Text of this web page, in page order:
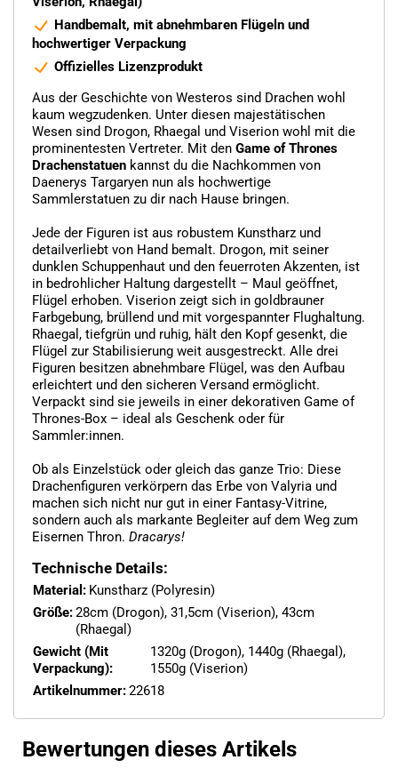
Handbemalt, mit abnehmbaren Flügeln und
hochwertiger Verpackung
Offizielles Lizenzprodukt
Aus der Geschichte von Westeros sind Drachen wohl
kaum wegzudenken. Unter diesen majestätischen
Wesen sind Drogon, Rhaegal und Viserion wohl mit die
prominentesten Vertreter. Mit den Game of Thrones
Drachenstatuen kannst du die Nachkommen von
Daenerys Targaryen nun als hochwertige
Sammlerstatuen zu dir nach Hause bringen.
Jede der Figuren ist aus robustem Kunstharz und
detailverliebt von Hand bemalt. Drogon, mit seiner
dunklen Schuppenhaut und den feuerroten Akzenten, ist
in bedrohlicher Haltung dargestellt – Maul geöffnet,
Flügel erhoben. Viserion zeigt sich in goldbrauner
Farbgebung, brüllend und mit vorgespannter Flughaltung.
Rhaegal, tiefgrün und ruhig, hält den Kopf gesenkt, die
Flügel zur Stabilisierung weit ausgestreckt. Alle drei
Figuren besitzen abnehmbare Flügel, was den Aufbau
erleichtert und den sicheren Versand ermöglicht.
Verpackt sind sie jeweils in einer dekorativen Game of
Thrones-Box – ideal als Geschenk oder für
Sammler:innen.
Ob als Einzelstück oder gleich das ganze Trio: Diese
Drachenfiguren verkörpern das Erbe von Valyria und
machen sich nicht nur gut in einer Fantasy-Vitrine,
sondern auch als markante Begleiter auf dem Weg zum
Eisernen Thron. Dracarys!
Technische Details:
Material: Kunstharz (Polyresin)
Größe:28cm (Drogon), 31,5cm (Viserion), 43cm
(Rhaegal)
Gewicht (Mit
Verpackung):
1320g (Drogon), 1440g (Rhaegal),
1550g (Viserion)
Artikelnummer:22618
Bewertungen dieses Artikels